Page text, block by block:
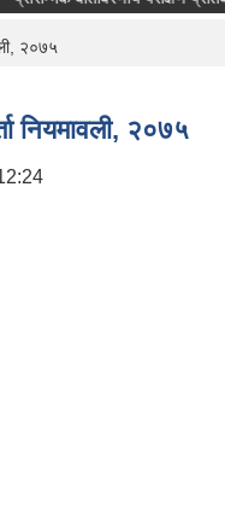
२०७५
नियमावली, २०७५